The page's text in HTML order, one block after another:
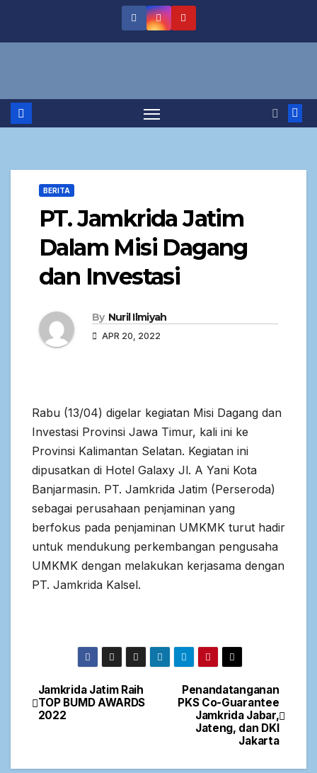
BERITA
PT. Jamkrida Jatim
Dalam Misi Dagang
dan Investasi
By Nuril Ilmiyah
APR 20, 2022
Rabu (13/04) digelar kegiatan Misi Dagang dan
Investasi Provinsi Jawa Timur, kali ini ke
Provinsi Kalimantan Selatan. Kegiatan ini
dipusatkan di Hotel Galaxy Jl. A Yani Kota
Banjarmasin. PT. Jamkrida Jatim (Perseroda)
sebagai perusahaan penjaminan yang
berfokus pada penjaminan UMKMK turut hadir
untuk mendukung perkembangan pengusaha
UMKMK dengan melakukan kerjasama dengan
PT. Jamkrida Kalsel.
Penandatanganan
PKS Co-Guarantee
Jamkrida Jabar,
Jateng, dan DKI
Jakarta
Jamkrida Jatim Raih
TOP BUMD AWARDS
2022